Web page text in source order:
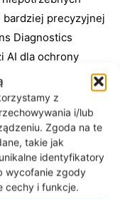
z
i/lub
Zgoda na te
takie jak
identyfikatory
wycofanie zgody
cechy i funkcje.
precyzyjnej
Diagnostics
AI dla ochrony
certyfikat
MDR (UE)